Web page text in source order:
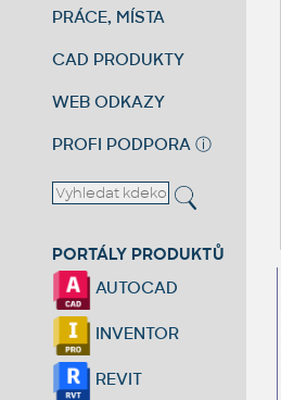
PRÁCE, MÍSTA
CAD PRODUKTY
WEB ODKAZY
PROFI PODPORA ⓘ
PORTÁLY PRODUKTŮ
AUTOCAD
INVENTOR
REVIT